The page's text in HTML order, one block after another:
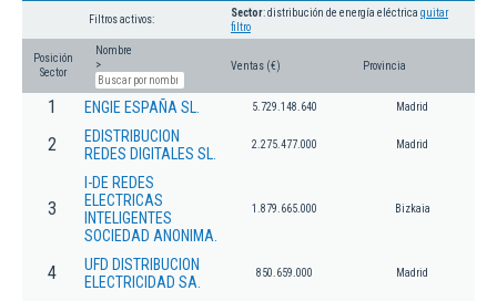
Filtros activos:
Sector: distribución de energía eléctrica quitar
filtro
Posición
Sector
Nombre
>
Ventas (€) Provincia
1 ENGIE ESPAÑA SL. 5.729.148.640 Madrid
2
EDISTRIBUCION
REDES DIGITALES SL.
2.275.477.000 Madrid
3
I-DE REDES
ELECTRICAS
INTELIGENTES
SOCIEDAD ANONIMA.
1.879.665.000 Bizkaia
4
UFD DISTRIBUCION
ELECTRICIDAD SA.
850.659.000 Madrid